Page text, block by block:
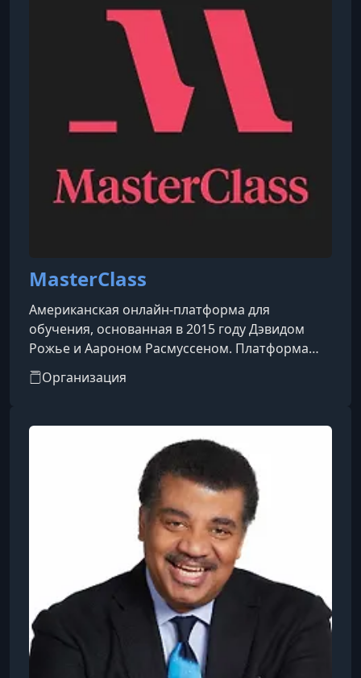
10. Preparing for Your Audience
11. Communication Tactics
00:07:56
УРОК 13. 00:07:21
13. The Future of Our World
MasterClass
Американская онлайн-платформа для
обучения, основанная в 2015 году Дэвидом
Рожье и Аароном Расмуссеном. Платформа
предоставляет доступ к видеокурсам,
созданным и представленным мировыми
областях.​Особенности
платформы:Преподаватели: Среди
инструкторов — известные личности, такие как
Гордон Рамзи (кулинария), Маргарет Этвуд
(писательство), Мартин Скорсезе
(кинорежиссура), Серена Уильямс (теннис),
Организация